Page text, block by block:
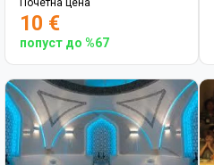
Почетна цена
10 €
попуст до %67